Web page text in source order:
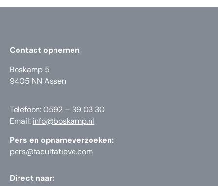
Contact opnemen
Boskamp 5
9405 NN Assen
Telefoon: 0592 – 39 03 30
Email: info@boskamp.nl
Pers en opnameverzoeken:
pers@facultatieve.com
Direct naar: